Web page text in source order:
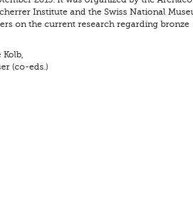
Institute and the Swiss National
on the current research regarding bronze
(co-eds.)